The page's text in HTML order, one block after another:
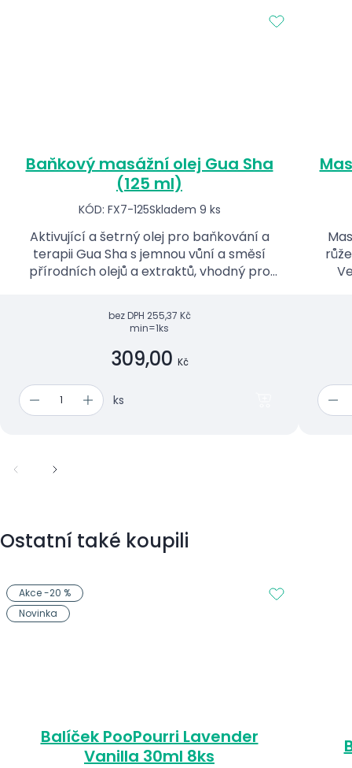
Baňkový masážní olej Gua Sha
(125 ml)
KÓD: FX7-125Skladem 9 ks
Aktivující a šetrný olej pro baňkování a
terapii Gua Sha s jemnou vůní a směsí
přírodních olejů a extraktů, vhodný pro
bez DPH 255,37 Kč
min=1ks
309,00 Kč
ks
Ostatní také koupili
Balíček PooPourri Lavender
Vanilla 30ml 8ks
Akce -20 %
Novinka